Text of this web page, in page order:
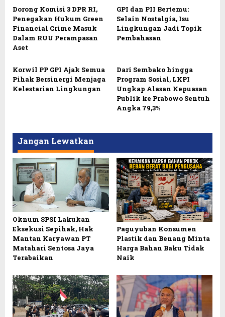
Dorong Komisi 3 DPR RI,
Penegakan Hukum Green
Financial Crime Masuk
Dalam RUU Perampasan
Aset
GPI dan PII Bertemu:
Selain Nostalgia, Isu
Lingkungan Jadi Topik
Pembahasan
Korwil PP GPI Ajak Semua
Pihak Bersinergi Menjaga
Kelestarian Lingkungan
Dari Sembako hingga
Program Sosial, LKPI
Ungkap Alasan Kepuasan
Publik ke Prabowo Sentuh
Angka 79,3%
Jangan Lewatkan
Oknum SPSI Lakukan
Eksekusi Sepihak, Hak
Mantan Karyawan PT
Matahari Sentosa Jaya
Terabaikan
Paguyuban Konsumen
Plastik dan Benang Minta
Harga Bahan Baku Tidak
Naik